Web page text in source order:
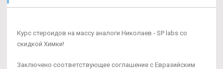
Курс стероидов на массу аналоги Николаев - SP labs со
скидкой Химки!
Заключено соответствующее соглашение с Евразийским